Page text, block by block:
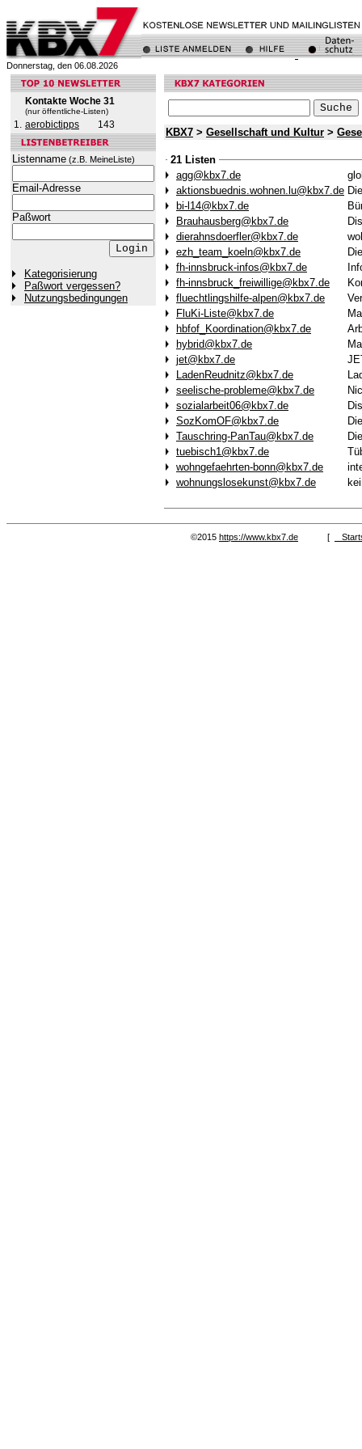
Donnerstag, den 06.08.2026
Kontakte Woche 31
(nur öffentliche-Listen)
1. aerobictipps 143
Listenname (z.B. MeineListe)
Email-Adresse
Paßwort
Kategorisierung
Paßwort vergessen?
Nutzungsbedingungen
KBX7 > Gesellschaft und Kultur >
21 Listen
agg@kbx7.de
aktionsbuednis.wohnen.lu@kbx7.de
bi-l14@kbx7.de
Brauhausberg@kbx7.de
dierahnsdoerfler@kbx7.de
ezh_team_koeln@kbx7.de
fh-innsbruck-infos@kbx7.de
fh-innsbruck_freiwillige@kbx7.de
fluechtlingshilfe-alpen@kbx7.de
FluKi-Liste@kbx7.de
hbfof_Koordination@kbx7.de
hybrid@kbx7.de
jet@kbx7.de
LadenReudnitz@kbx7.de
seelische-probleme@kbx7.de
sozialarbeit06@kbx7.de
SozKomOF@kbx7.de
Tauschring-PanTau@kbx7.de
tuebisch1@kbx7.de
wohngefaehrten-bonn@kbx7.de
wohnungslosekunst@kbx7.de
©2015 https://www.kbx7.de [